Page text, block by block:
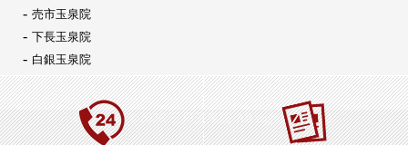
売市玉泉院
下長玉泉院
白銀玉泉院
Copyright ©2026 三戸玉泉院 All rights reserved.